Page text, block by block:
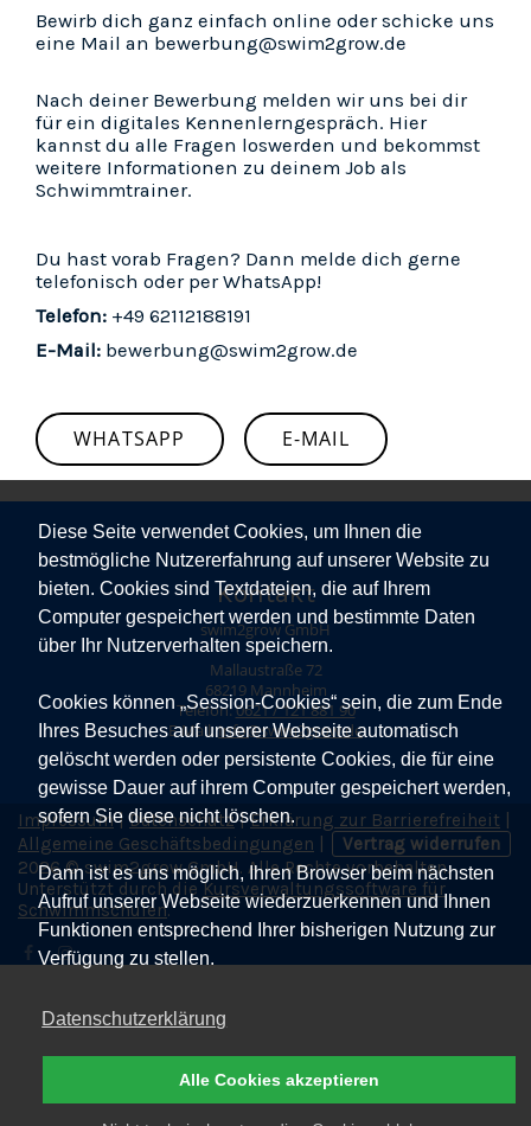
Diese Seite verwendet Cookies, um Ihnen die
bestmögliche Nutzererfahrung auf unserer Website zu
bieten. Cookies sind Textdateien, die auf Ihrem
Computer gespeichert werden und bestimmte Daten
über Ihr Nutzerverhalten speichern.
Cookies können „Session-Cookies“ sein, die zum Ende
Ihres Besuches auf unserer Webseite automatisch
gelöscht werden oder persistente Cookies, die für eine
gewisse Dauer auf ihrem Computer gespeichert werden,
sofern Sie diese nicht löschen.
Dann ist es uns möglich, Ihren Browser beim nächsten
Aufruf unserer Webseite wiederzuerkennen und Ihnen
Funktionen entsprechend Ihrer bisherigen Nutzung zur
Verfügung zu stellen.
Datenschutzerklärung
Alle Cookies akzeptieren
Bewirb dich ganz einfach online oder schicke uns
eine Mail an bewerbung@swim2grow.de
Nach deiner Bewerbung melden wir uns bei dir
für ein digitales Kennenlerngespräch. Hier
kannst du alle Fragen loswerden und bekommst
weitere Informationen zu deinem Job als
Schwimmtrainer.
Du hast vorab Fragen? Dann melde dich gerne
telefonisch oder per WhatsApp!
Telefon: +49 62112188191
E-Mail: bewerbung@swim2grow.de
WHATSAPP E-MAIL
Kontakt
swim2grow GmbH
Mallaustraße 72
68219 Mannheim
Telefon:0621 / 121 881 90
E-Mail:Info@swim2grow.de
Impressum|Datenschutz|Erklärung zur Barrierefreiheit
Allgemeine Geschäftsbedingungen
Vertrag widerrufen
2026 © swim2grow GmbH. Alle Rechte vorbehalten.
Unterstützt durch dieKursverwaltungssoftware für
Schwimmschulen.